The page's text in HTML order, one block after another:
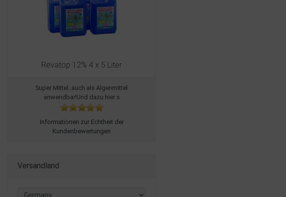
Revatop 12% 4 x 5 Liter
Super Mittel..auch als Algenmittel
anwendbar!Und dazu hier s
Informationen zur Echtheit der
Kundenbewertungen
Versandland